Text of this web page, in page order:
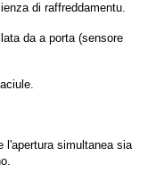
di raffreddamentu.
da a porta (sensore
l'apertura simultanea sia